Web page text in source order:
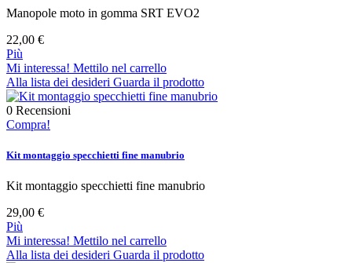
Manopole moto in gomma SRT EVO2
22,00 €
Più
Mi interessa! Mettilo nel carrello
Alla lista dei desideri Guarda il prodotto
0 Recensioni
Compra!
Kit montaggio specchietti fine manubrio
Kit montaggio specchietti fine manubrio
29,00 €
Più
Mi interessa! Mettilo nel carrello
Alla lista dei desideri Guarda il prodotto